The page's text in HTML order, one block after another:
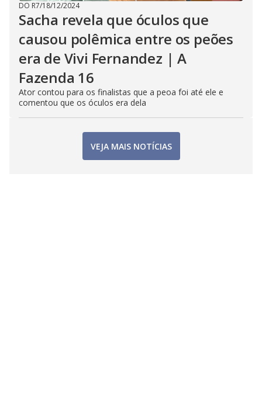
DO R7/18/12/2024
Sacha revela que óculos que
causou polêmica entre os peões
era de Vivi Fernandez | A
Fazenda 16
Ator contou para os finalistas que a peoa foi até ele e
comentou que os óculos era dela
VEJA MAIS NOTÍCIAS